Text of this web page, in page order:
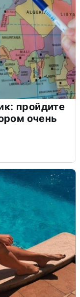
пройдите
очень